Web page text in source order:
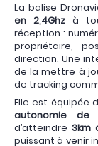
La balise
en 2,4Ghzà
réception :
propriétaire,
direction. Une
de la mettre à
de tracking
Elle est équipée
autonomie de
d’atteindre 3km
puissant à venir